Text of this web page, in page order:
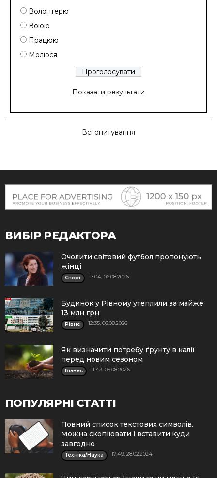
Волонтерю
Воюю
Працюю
Молюся
Показати результати
Всі опитування
ВИБІР РЕДАКТОРА
Очолити світовий футбол пропонують
жінці
Спорт 13:04, 06.08.2026
Будинок у Рівному утеплили за майже
13 млн грн
Рівне 12:35, 06.08.2026
Як визначити потребу ґрунту в калії
перед новим сезоном
Бізнес 11:43, 06.08.2026
ПОПУЛЯРНІ СТАТТІ
Повний список текстових символів.
Можна скопіювати і вставити куди
завгодно
Техніка/Наука 17:49, 28.02.2024